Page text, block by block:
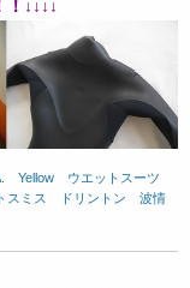
↓↓↓↓
Yellow ウエットスーツ
スミス ドリントン
波情